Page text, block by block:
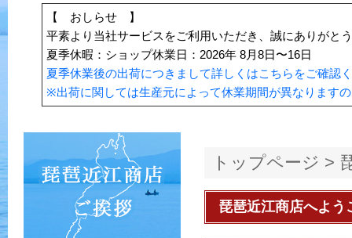
【 おしらせ 】
平素より当社サービスをご利用いただき、誠にありがと
夏季休暇：ショップ休業日：2026年 8月8日〜16日
夏季休業後の出荷につきまして詳しくはこちらをご確認
※出荷に関しては生産元によって休業期間が異なります
トップページ >
琵琶近江商店へよう